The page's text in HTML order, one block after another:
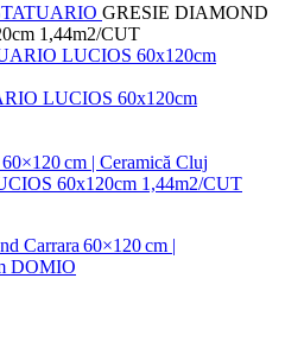
GRESIE DIAMOND
1,44m2/CUT
LUCIOS 60x120cm
60x120cm 1,44m2/CUT